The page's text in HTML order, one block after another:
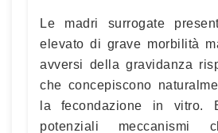
Le madri surrogate
elevato di grave morbilità
avversi della gravidanza
che concepiscono
la fecondazione in vitro.
potenziali meccanismi